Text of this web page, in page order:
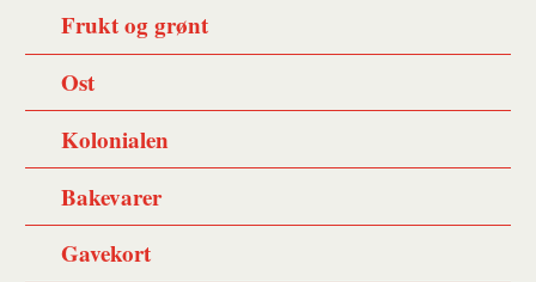
Frukt og grønt
Ost
Kolonialen
Bakevarer
Gavekort